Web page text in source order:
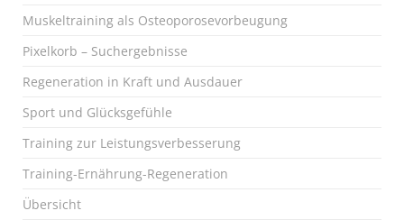
Muskeltraining als Osteoporosevorbeugung
Pixelkorb – Suchergebnisse
Regeneration in Kraft und Ausdauer
Sport und Glücksgefühle
Training zur Leistungsverbesserung
Training-Ernährung-Regeneration
Übersicht